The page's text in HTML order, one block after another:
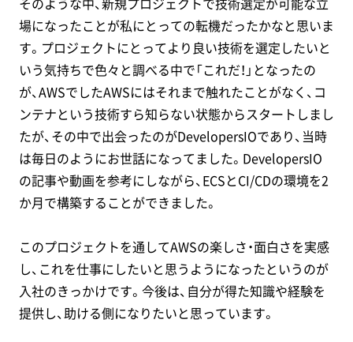
場になったことが私にとっての転機だったかなと思いま
す。プロジェクトにとってより良い技術を選定したいと
いう気持ちで色々と調べる中で「これだ！」となったの
が、AWSでしたAWSにはそれまで触れたことがなく、コ
ンテナという技術すら知らない状態からスタートしまし
たが、その中で出会ったのがDevelopersIOであり、当時
は毎日のようにお世話になってました。DevelopersIO
の記事や動画を参考にしながら、ECSとCI/CDの環境を2
か月で構築することができました。
このプロジェクトを通してAWSの楽しさ・面白さを実感
し、これを仕事にしたいと思うようになったというのが
入社のきっかけです。今後は、自分が得た知識や経験を
提供し、助ける側になりたいと思っています。